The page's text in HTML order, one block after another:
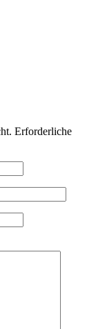
Erforderliche